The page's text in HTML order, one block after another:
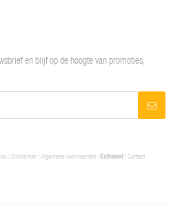
en blijf op de hoogte van promoties,
| Disclaimer| Algemene voorwaarden| Extranet| Contact